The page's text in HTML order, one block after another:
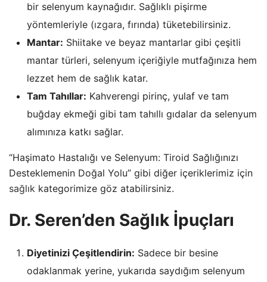
bir selenyum kaynağıdır. Sağlıklı pişirme
yöntemleriyle (ızgara, fırında) tüketebilirsiniz.
Mantar: Shiitake ve beyaz mantarlar gibi çeşitli
mantar türleri, selenyum içeriğiyle mutfağınıza hem
lezzet hem de sağlık katar.
Tam Tahıllar: Kahverengi pirinç, yulaf ve tam
buğday ekmeği gibi tam tahıllı gıdalar da selenyum
alımınıza katkı sağlar.
“Haşimato Hastalığı ve Selenyum: Tiroid Sağlığınızı
Desteklemenin Doğal Yolu” gibi diğer içeriklerimiz için
sağlık kategorimize göz atabilirsiniz.
Dr. Seren’den Sağlık İpuçları
Diyetinizi Çeşitlendirin: Sadece bir besine
odaklanmak yerine, yukarıda saydığım selenyum